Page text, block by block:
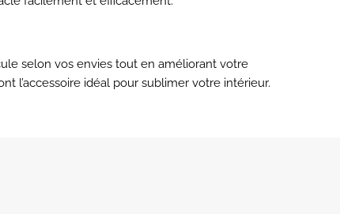
selon vos envies tout en améliorant votre
l’accessoire idéal pour sublimer votre intérieur.